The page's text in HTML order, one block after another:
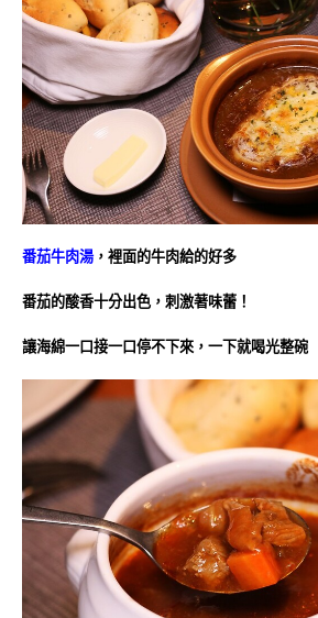
番茄牛肉湯，裡面的牛肉給的好多
番茄的酸香十分出色，刺激著味蕾！
讓海綿一口接一口停不下來，一下就喝光整碗